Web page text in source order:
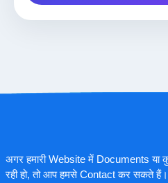
अगर हमारी Website में Documents या
रही हो, तो आप हमसे Contact कर सकते